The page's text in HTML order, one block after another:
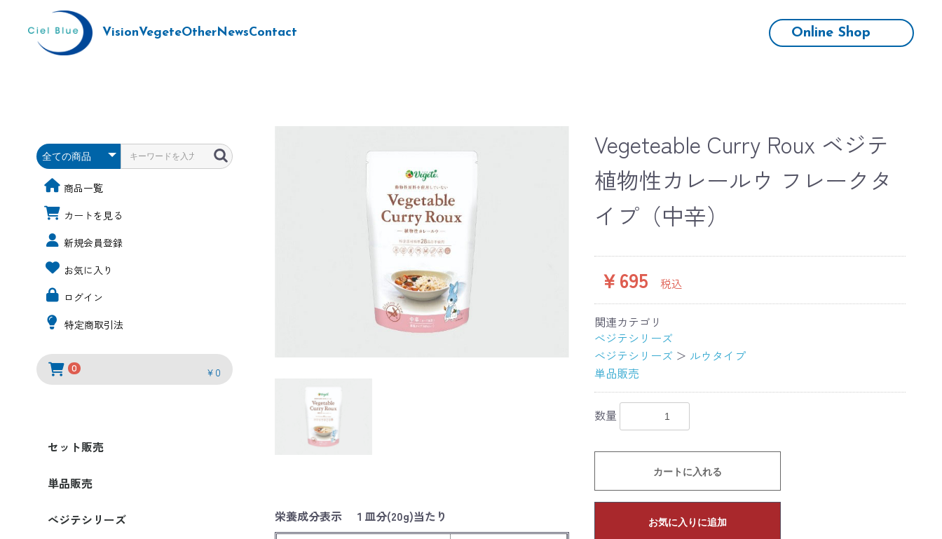
VisionVegeteOtherNewsContact Online Shop
商品一覧
カートを見る
新規会員登録
お気に入り
ログイン
特定商取引法
0 ￥0
セット販売
単品販売
べジテシリーズ
栄養成分表示 １皿分(20g)当たり
Vegeteable Curry Roux ベジテ
植物性カレールウ フレークタ
イプ（中辛）
￥695 税込
関連カテゴリ
べジテシリーズ
べジテシリーズ ＞ ルウタイプ
単品販売
数量
カートに入れる
お気に入りに追加